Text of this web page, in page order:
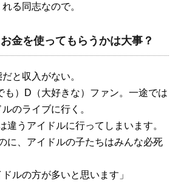
る同志なので。
金を使ってもらうかは大事？
と収入がない。
）D（大好きな）ファン。一途では
のライブに行く。
違うアイドルに行ってしまいます。
に、アイドルの子たちはみんな必死
ルの方が多いと思います」